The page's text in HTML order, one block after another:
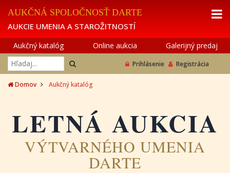
AUKČNÁ SPOLOČNOSŤ DARTE
AUKCIE UMENIA A STAROŽITNOSTÍ
Aukčný katalóg Online aukcia Galerijný predaj
Prihlásenie Registrácia
Domov Aukčný katalóg
LETNÁ AUKCIA
VÝTVARNÉHO UMENIA
DARTE